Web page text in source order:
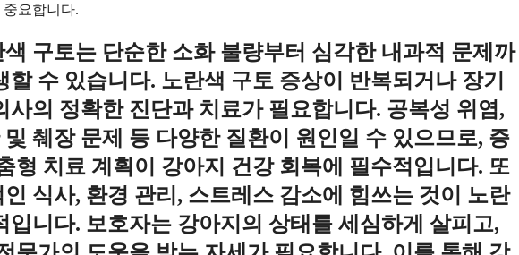
요합니다.
구토는 단순한 소화 불량부터 심각한 내과적 문제까
수 있습니다. 노란색 구토 증상이 반복되거나 장기
사의 정확한 진단과 치료가 필요합니다. 공복성 위염,
췌장 문제 등 다양한 질환이 원인일 수 있으므로, 증
형 치료 계획이 강아지 건강 회복에 필수적입니다. 또
식사, 환경 관리, 스트레스 감소에 힘쓰는 것이 노란
입니다. 보호자는 강아지의 상태를 세심하게 살피고,